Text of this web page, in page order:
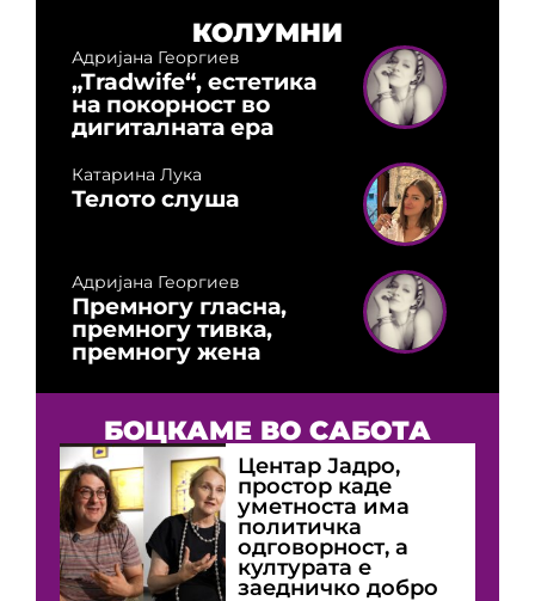
КОЛУМНИ
Адријана Георгиев
„Tradwife“, естетика
на покорност во
дигиталната ера
Катарина Лука
Телото слуша
Адријана Георгиев
Премногу гласна,
премногу тивка,
премногу жена
БОЦКАМЕ ВО САБОТА
Центар Јадро,
простор каде
уметноста има
политичка
одговорност, а
културата е
заедничко добро